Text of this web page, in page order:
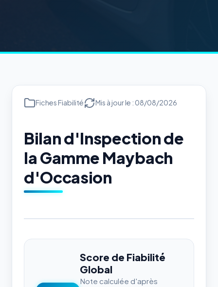
Fiches Fiabilité Mis à jour le : 08/08/2026
Bilan d'Inspection de
la Gamme Maybach
d'Occasion
Score de Fiabilité
Global
Note calculée d'après